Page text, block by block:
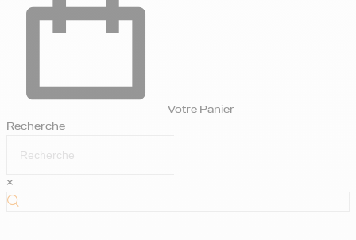
Votre Panier
Recherche
×